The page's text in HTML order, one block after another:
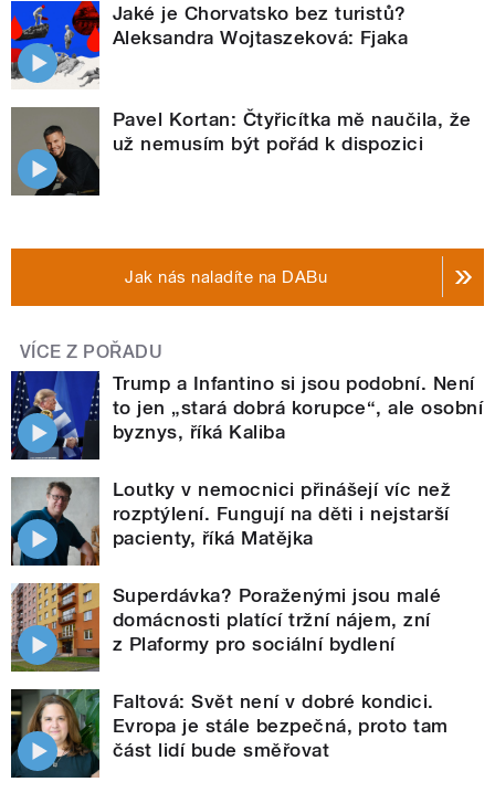
Jaké je Chorvatsko bez turistů?
Aleksandra Wojtaszeková: Fjaka
Pavel Kortan: Čtyřicítka mě naučila, že
už nemusím být pořád k dispozici
Jak nás naladíte na DABu
VÍCE Z POŘADU
Trump a Infantino si jsou podobní. Není
to jen „stará dobrá korupce“, ale osobní
byznys, říká Kaliba
Loutky v nemocnici přinášejí víc než
rozptýlení. Fungují na děti i nejstarší
pacienty, říká Matějka
Superdávka? Poraženými jsou malé
domácnosti platící tržní nájem, zní
z Plaformy pro sociální bydlení
Faltová: Svět není v dobré kondici.
Evropa je stále bezpečná, proto tam
část lidí bude směřovat